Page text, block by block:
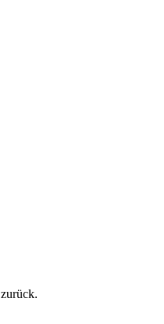
zurück.